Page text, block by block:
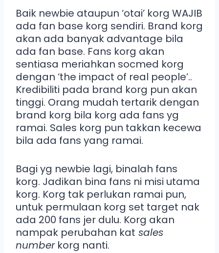
Baik newbie ataupun ‘otai’ korg WAJIB
ada fan base korg sendiri. Brand korg
akan ada banyak advantage bila
ada fan base. Fans korg akan
sentiasa meriahkan socmed korg
dengan ‘the impact of real people’..
Kredibiliti pada brand korg pun akan
tinggi. Orang mudah tertarik dengan
brand korg bila korg ada fans yg
ramai. Sales korg pun takkan kecewa
bila ada fans yang ramai.
Bagi yg newbie lagi, binalah fans
korg. Jadikan bina fans ni misi utama
korg. Korg tak perlukan ramai pun,
untuk permulaan korg set target nak
ada 200 fans jer dulu. Korg akan
nampak perubahan kat sales
numberkorg nanti.